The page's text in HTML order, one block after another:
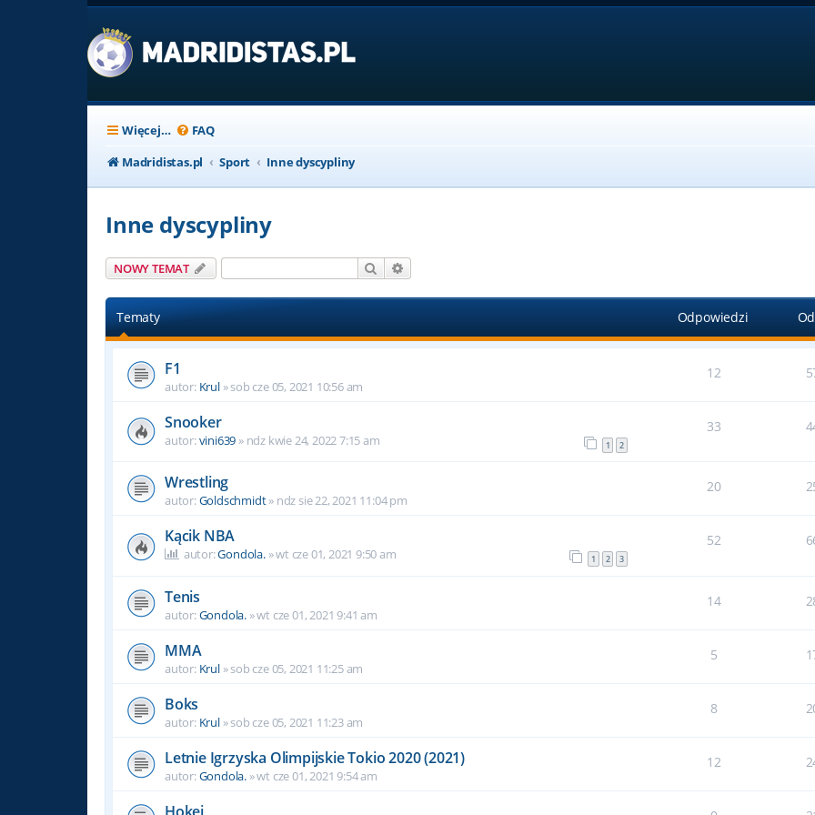
Więcej… FAQ
Madridistas.pl
Sport Inne dyscypliny
Inne dyscypliny
NOWY TEMAT Szukaj
Tematy Odpowiedzi
F1
autor: Krul»sob cze 05, 2021 10:56 am
12
Snooker
autor:vini639 » ndz kwie 24, 2022 7:15 am 1 2
33
Wrestling
autor:Goldschmidt» ndz sie 22, 2021 11:04 pm
20
Kącik NBA
autor:Gondola.»wt cze 01, 2021 9:50 am 1 2 3
52
Tenis
autor:Gondola. »wt cze 01, 2021 9:41 am
14
MMA
autor: Krul»sob cze 05, 2021 11:25 am
5
Boks
autor: Krul»sob cze 05, 2021 11:23 am
8
Letnie Igrzyska Olimpijskie Tokio 2020 (2021)
autor:Gondola. »wt cze 01, 2021 9:54 am
12